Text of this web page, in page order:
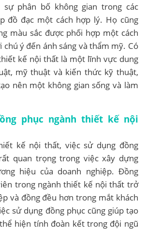
phân bố không gian trong các
đồ đạc một cách hợp lý. Họ cũng
màu sắc được phối hợp một cách
chú ý đến ánh sáng và thẩm mỹ. Có
kế nội thất là một lĩnh vực dung
mỹ thuật và kiến thức kỹ thuật,
nên một không gian sống và làm
phục ngành thiết kế nội
kế nội thất, việc sử dụng đồng
quan trọng trong việc xây dựng
hiệu của doanh nghiệp. Đồng
trong ngành thiết kế nội thất trở
và đồng đều hơn trong mắt khách
sử dụng đồng phục cũng giúp tạo
hiện tính đoàn kết trong đội ngũ